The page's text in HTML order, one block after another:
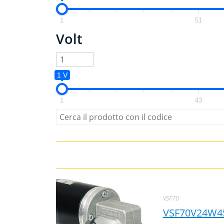
1 51
Volt
1 V
1 43
VSF70